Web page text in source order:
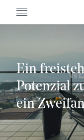
MENU
Ein
Potenzial
ein